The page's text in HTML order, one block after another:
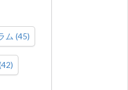
ム (45)
42)